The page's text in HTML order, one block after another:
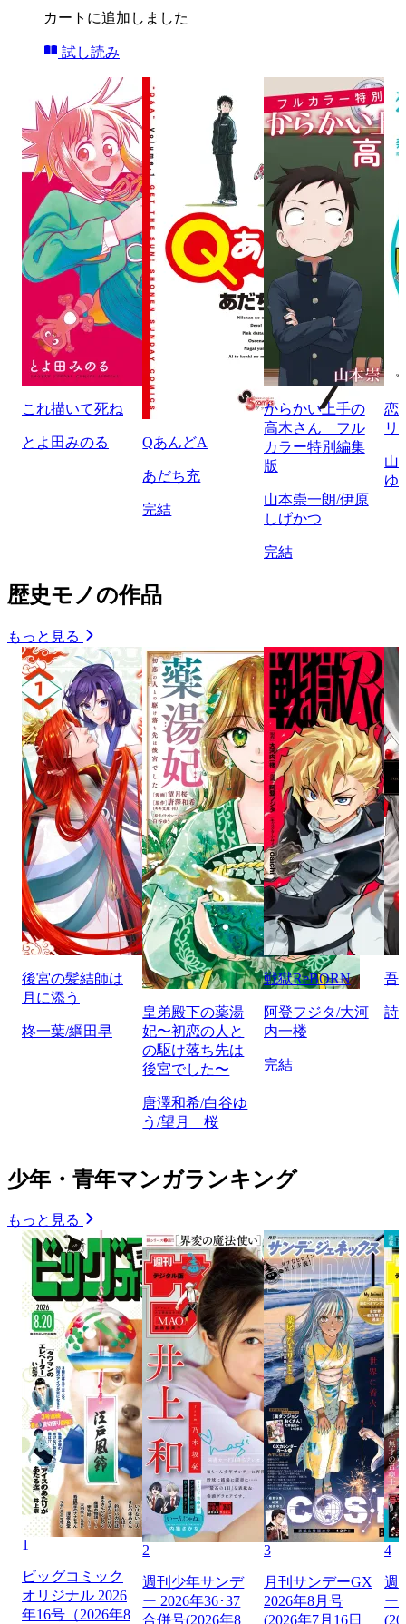
カートに追加しました
試し読み
これ描いて死ね
とよ田みのる QあんどA
あだち充
完結
からかい上手の
高木さん フル
カラー特別編集
版
山本崇一朗/伊原
しげかつ
完結
恋
リ
山
ゆ
歴史モノの作品
もっと見る
後宮の髪結師は
月に添う
柊一葉/綱田早
皇弟殿下の薬湯
妃〜初恋の人と
の駆け落ち先は
後宮でした〜
唐澤和希/白谷ゆ
う/望月 桜
戦獄ReBORN
阿登フジタ/大河
内一楼
完結
吾
詩
少年・青年マンガランキング
もっと見る
1
ビッグコミック
オリジナル 2026
年16号（2026年8
2
週刊少年サンデ
ー 2026年36･37
合併号(2026年8
3
月刊サンデーGX
2026年8月号
(2026年7月16日
4
週
ー